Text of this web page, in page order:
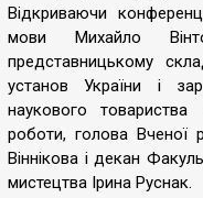
Відкриваючи
мови Михайло
представницькому
установ України і
наукового
роботи, голова Вченої
Віннікова і декан
мистецтва Ірина Руснак.